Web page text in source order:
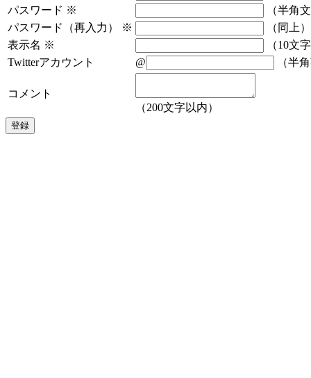
パスワード ※
（半角
パスワード（再入力）
※
（同上）
表示名 ※
（10文
Twitterアカウント
@ （半
コメント
（200文字以内）